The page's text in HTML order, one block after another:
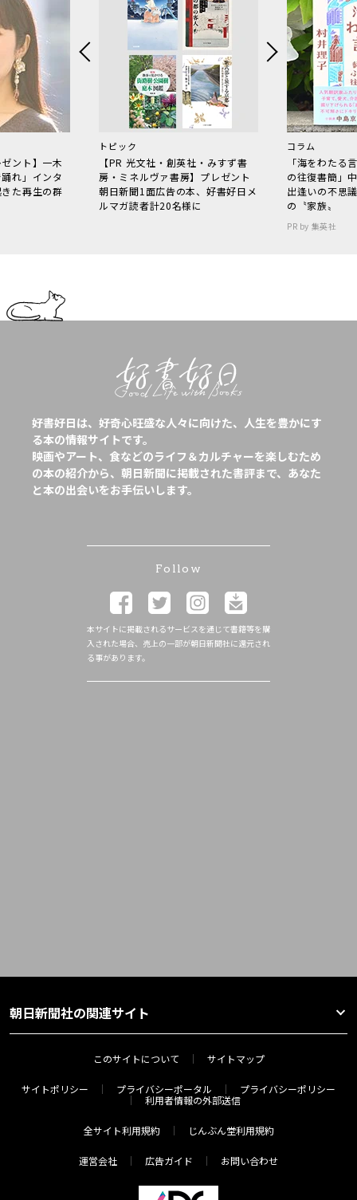
ント】一木
れ」インタ
た再生の群
トピック
【PR 光文社・創英社・みすず書
房・ミネルヴァ書房】プレゼント
朝日新聞1面広告の本、好書好日メ
ルマガ読者計20名様に
コラム
「海をわた
の往復書簡」
出逢いの不思
の〝家族〟
PR by 集英社
好書好日は、好奇心旺盛な人々に向けた、人生を豊かにす
る本の情報サイトです。
映画やアート、食などのライフ＆カルチャーを楽しむため
の本の紹介から、朝日新聞に掲載された書評まで、あなた
と本の出会いをお手伝いします。
Follow
本サイトに掲載されるサービスを通じて書籍等を購
入された場合、売上の一部が朝日新聞社に還元され
る事があります。
朝日新聞社の関連サイト
このサイトについて サイトマップ
サイトポリシー プライバシーポータル
プライバシーポリシー
利用者情報の外部送信
全サイト利用規約 じんぶん堂利用規約
運営会社 広告ガイド お問い合わせ